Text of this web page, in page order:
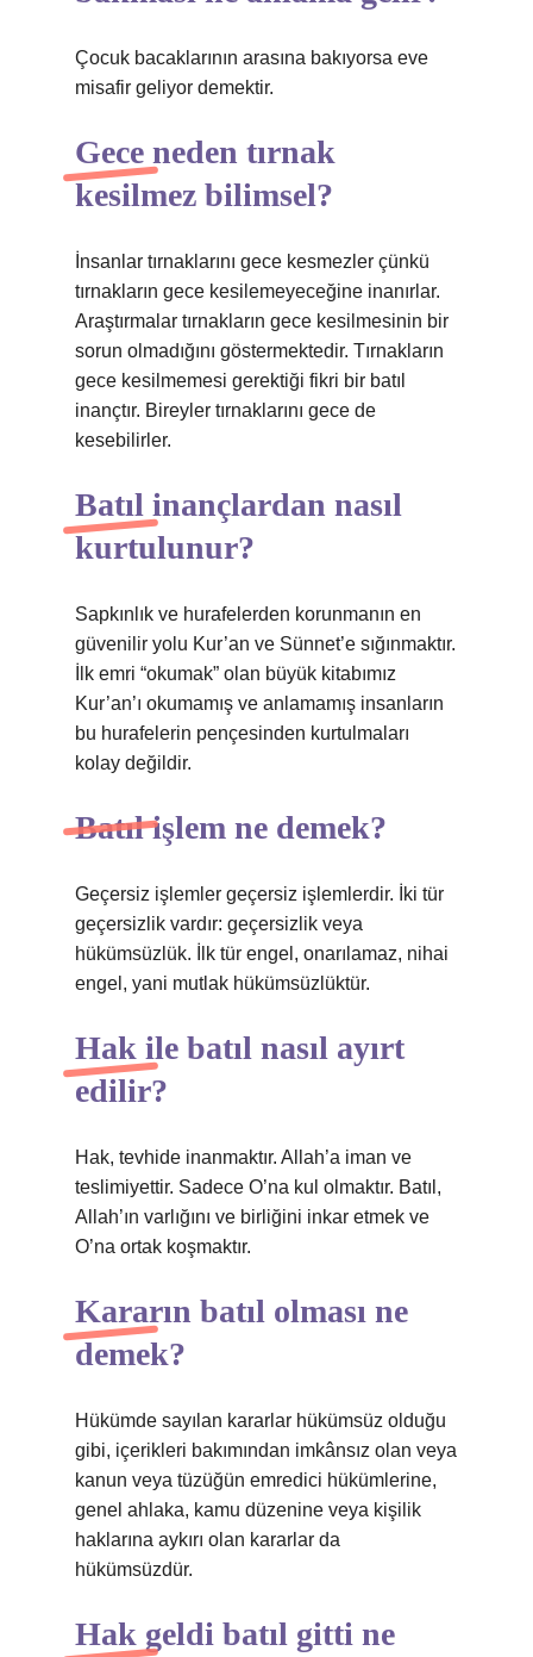
Çocuk bacaklarının arasına bakıyorsa eve
misafir geliyor demektir.
Gece neden tırnak
kesilmez bilimsel?
İnsanlar tırnaklarını gece kesmezler çünkü
tırnakların gece kesilemeyeceğine inanırlar.
Araştırmalar tırnakların gece kesilmesinin bir
sorun olmadığını göstermektedir. Tırnakların
gece kesilmemesi gerektiği fikri bir batıl
inançtır. Bireyler tırnaklarını gece de
kesebilirler.
Batıl inançlardan nasıl
kurtulunur?
Sapkınlık ve hurafelerden korunmanın en
güvenilir yolu Kur’an ve Sünnet’e sığınmaktır.
İlk emri “okumak” olan büyük kitabımız
Kur’an’ı okumamış ve anlamamış insanların
bu hurafelerin pençesinden kurtulmaları
kolay değildir.
Batıl işlem ne demek?
Geçersiz işlemler geçersiz işlemlerdir. İki tür
geçersizlik vardır: geçersizlik veya
hükümsüzlük. İlk tür engel, onarılamaz, nihai
engel, yani mutlak hükümsüzlüktür.
Hak ile batıl nasıl ayırt
edilir?
Hak, tevhide inanmaktır. Allah’a iman ve
teslimiyettir. Sadece O’na kul olmaktır. Batıl,
Allah’ın varlığını ve birliğini inkar etmek ve
O’na ortak koşmaktır.
Kararın batıl olması ne
demek?
Hükümde sayılan kararlar hükümsüz olduğu
gibi, içerikleri bakımından imkânsız olan veya
kanun veya tüzüğün emredici hükümlerine,
genel ahlaka, kamu düzenine veya kişilik
haklarına aykırı olan kararlar da
hükümsüzdür.
Hak geldi batıl gitti ne